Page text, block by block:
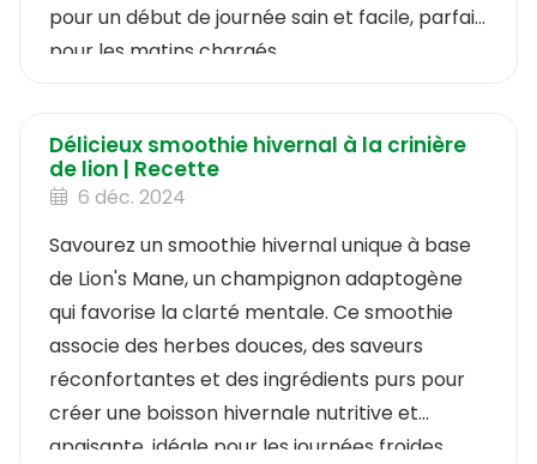
pour un début de journée sain et facile, parfait
pour les matins chargés.
Délicieux smoothie hivernal à la crinière
de lion | Recette
6 déc. 2024
Savourez un smoothie hivernal unique à base
de Lion's Mane, un champignon adaptogène
qui favorise la clarté mentale. Ce smoothie
associe des herbes douces, des saveurs
réconfortantes et des ingrédients purs pour
créer une boisson hivernale nutritive et
apaisante, idéale pour les journées froides.